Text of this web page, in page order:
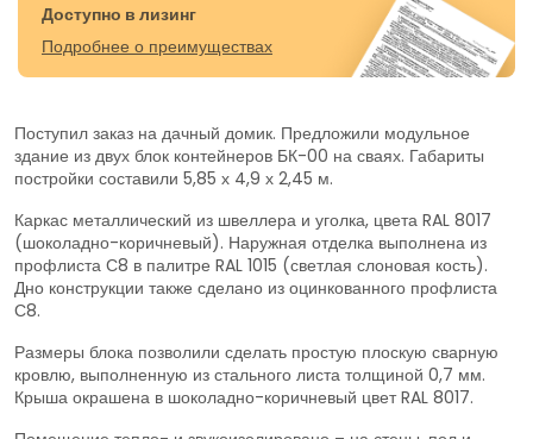
Доступно в лизинг
Подробнее о преимуществах
Поступил заказ на дачный домик. Предложили модульное
здание из двух блок контейнеров БК-00 на сваях. Габариты
постройки составили 5,85 х 4,9 х 2,45 м.
Каркас металлический из швеллера и уголка, цвета RAL 8017
(шоколадно-коричневый). Наружная отделка выполнена из
профлиста С8 в палитре RAL 1015 (светлая слоновая кость).
Дно конструкции также сделано из оцинкованного профлиста
С8.
Размеры блока позволили сделать простую плоскую сварную
кровлю, выполненную из стального листа толщиной 0,7 мм.
Крыша окрашена в шоколадно-коричневый цвет RAL 8017.